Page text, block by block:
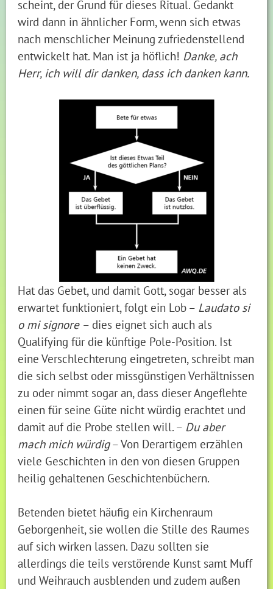
scheint, der Grund für dieses Ritual. Gedankt
wird dann in ähnlicher Form, wenn sich etwas
nach menschlicher Meinung zufriedenstellend
entwickelt hat. Man ist ja höflich! Danke, ach
Herr, ich will dir danken, dass ich danken kann.
Hat das Gebet, und damit Gott, sogar besser als
erwartet funktioniert, folgt ein Lob – Laudato si
o mi signore – dies eignet sich auch als
Qualifying für die künftige Pole-Position. Ist
eine Verschlechterung eingetreten, schreibt man
die sich selbst oder missgünstigen Verhältnissen
zu oder nimmt sogar an, dass dieser Angeflehte
einen für seine Güte nicht würdig erachtet und
damit auf die Probe stellen will. – Du aber
mach mich würdig– Von Derartigem erzählen
viele Geschichten in den von diesen Gruppen
heilig gehaltenen Geschichtenbüchern.
Betenden bietet häufig ein Kirchenraum
Geborgenheit, sie wollen die Stille des Raumes
auf sich wirken lassen. Dazu sollten sie
allerdings die teils verstörende Kunst samt Muff
und Weihrauch ausblenden und zudem außen